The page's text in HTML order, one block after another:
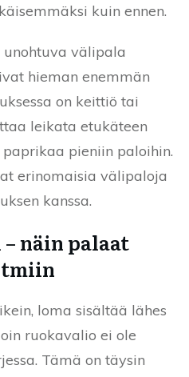
kuin ennen.
unohtuva välipala
hieman enemmän
on keittiö tai
leikata etukäteen
pieniin paloihin.
erinomaisia välipaloja
kanssa.
näin palaat
loma sisältää lähes
ruokavalio ei ole
Tämä on täysin